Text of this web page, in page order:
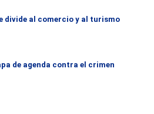
divide al comercio y al turismo
de agenda contra el crimen